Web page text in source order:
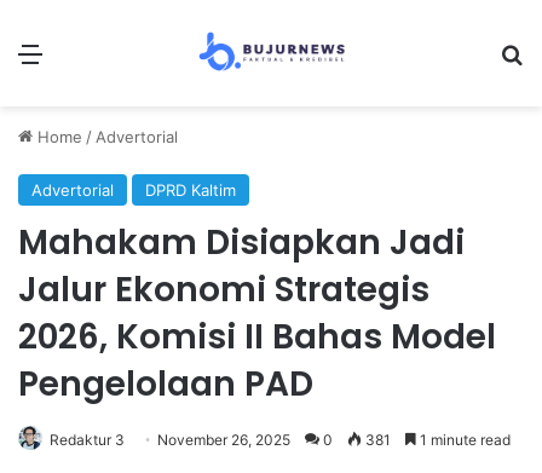
Menu
Home / Advertorial
Advertorial DPRD Kaltim
Mahakam Disiapkan Jadi
Jalur Ekonomi Strategis
2026, Komisi II Bahas Model
Pengelolaan PAD
Redaktur 3 November 26, 2025 0 381 1 minute read